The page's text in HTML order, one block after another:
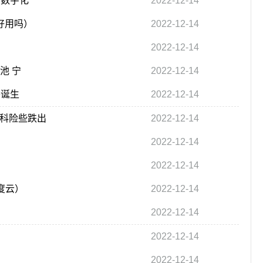
吗） 2022-12-14
2022-12-14
宁 2022-12-14
生 2022-12-14
险些跌出 2022-12-14
2022-12-14
2022-12-14
） 2022-12-14
2022-12-14
2022-12-14
2022-12-14